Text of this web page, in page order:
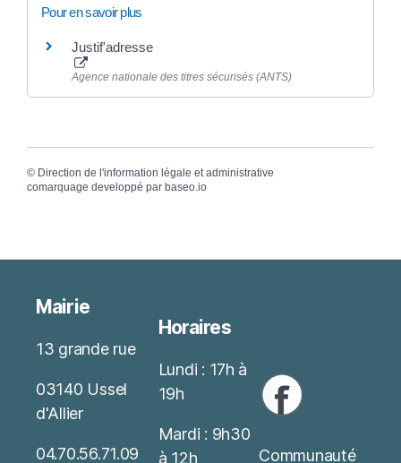
Pour en savoir plus
Justif'adresse
Agence nationale des titres sécurisés (ANTS)
© Direction de l'information légale et administrative
comarquage developpé par baseo.io
Mairie
13 grande rue
03140 Ussel
d'Allier
04.70.56.71.09
Horaires
Lundi : 17h à
19h
Mardi : 9h30
à 12h
Communauté